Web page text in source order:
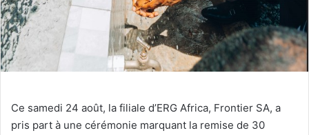
Ce samedi 24 août, la filiale d’ERG Africa, Frontier SA, a
pris part à une cérémonie marquant la remise de 30